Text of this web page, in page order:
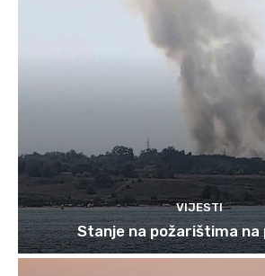
VIJESTI
Stanje na požarištima na